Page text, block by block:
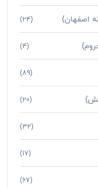
اصفهان) (24)
(4)
(89)
(20)
(32)
(17)
(67)